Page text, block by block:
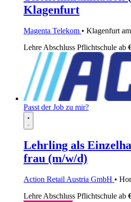
Klagenfurt
Magenta Telekom • Klagenfurt
Lehre Abschluss Pflichtschule ab
Passt der Job zu mir?
Lehrling als
frau (m/w/d)
Action Retail Austria GmbH •
Lehre Abschluss Pflichtschule ab